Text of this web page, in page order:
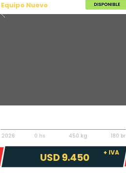
Equipo Nuevo
2026 0 hs 450 kg 180 br
USD 9.450 + IVA